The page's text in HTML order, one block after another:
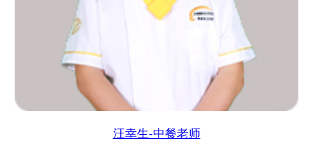
汪幸生-中餐老师